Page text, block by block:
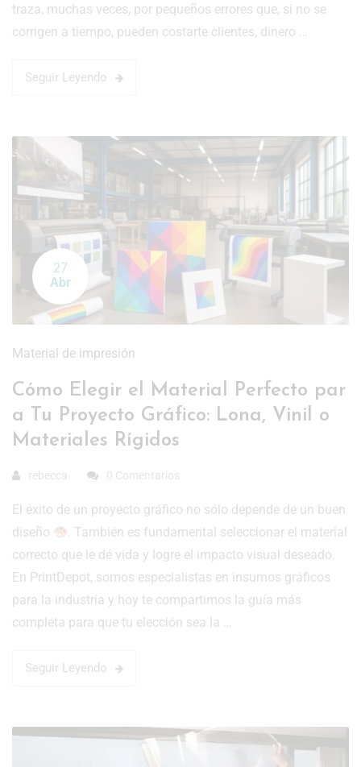
traza, muchas veces, por pequeños errores que, si no se
corrigen a tiempo, pueden costarte clientes, dinero …
Seguir Leyendo
27
Abr
Material de impresión
Cómo Elegir el Material Perfecto par
a Tu Proyecto Gráfico: Lona, Vinil o
Materiales Rígidos
rebecca 0 Comentarios
El éxito de un proyecto gráfico no sólo depende de un buen
diseño
. También es fundamental seleccionar el material
correcto que le dé vida y logre el impacto visual deseado.
En PrintDepot, somos especialistas en insumos gráficos
para la industria y hoy te compartimos la guía más
completa para que tu elección sea la …
Seguir Leyendo